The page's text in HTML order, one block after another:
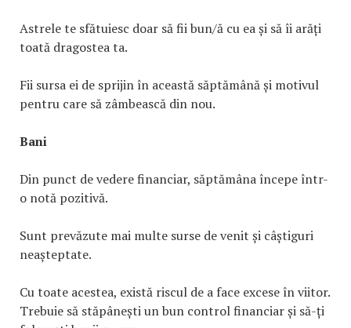
Astrele te sfătuiesc doar să fii bun/ă cu ea și să îi arăți
toată dragostea ta.
Fii sursa ei de sprijin în această săptămână și motivul
pentru care să zâmbească din nou.
Bani
Din punct de vedere financiar, săptămâna începe într-
o notă pozitivă.
Sunt prevăzute mai multe surse de venit și câștiguri
neașteptate.
Cu toate acestea, există riscul de a face excese în viitor.
Trebuie să stăpânești un bun control financiar și să-ți